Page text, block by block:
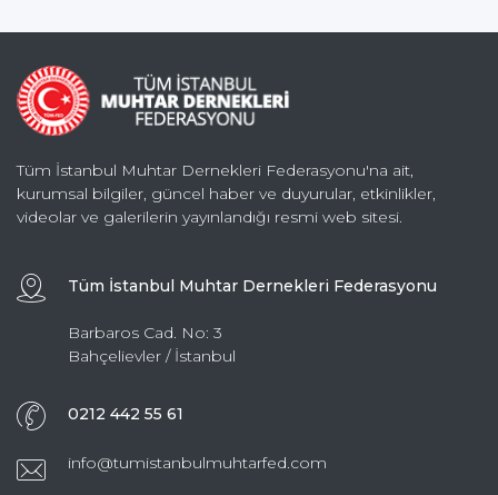
Tüm İstanbul Muhtar Dernekleri Federasyonu'na ait,
kurumsal bilgiler, güncel haber ve duyurular, etkinlikler,
videolar ve galerilerin yayınlandığı resmi web sitesi.
Tüm İstanbul Muhtar Dernekleri Federasyonu
Barbaros Cad. No: 3
Bahçelievler / İstanbul
0212 442 55 61
info@tumistanbulmuhtarfed.com